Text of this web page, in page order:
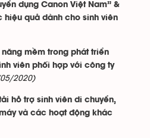
dụng Canon Việt Nam” &
hiệu quả dành cho sinh viên
năng mềm trong phát triển
viên phối hợp với công ty
2020)
hỗ trợ sinh viên di chuyển,
và các hoạt động khác